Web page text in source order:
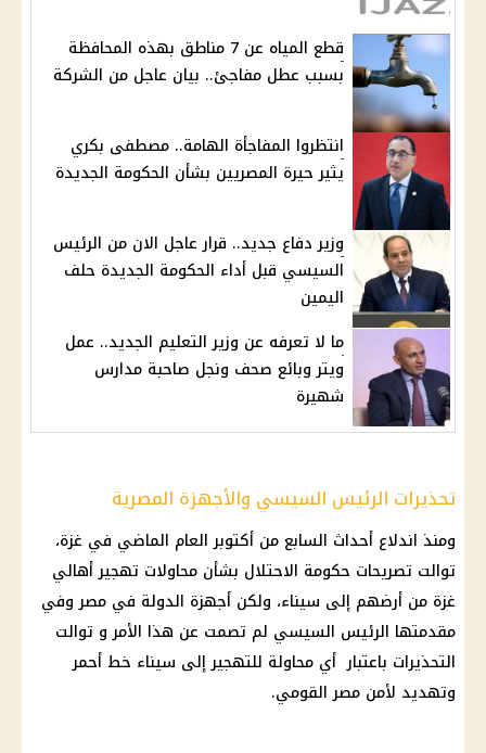
قطع المياه عن 7 مناطق بهذه المحافظة
بسبب عطل مفاجئ.. بيان عاجل من الشركة
انتظروا المفاجأة الهامة.. مصطفى بكري
يثير حيرة المصريين بشأن الحكومة الجديدة
وزير دفاع جديد.. قرار عاجل الان من الرئيس
السيسي قبل أداء الحكومة الجديدة حلف
اليمين
ما لا تعرفه عن وزير التعليم الجديد.. عمل
ويتر وبائع صحف ونجل صاحبة مدارس
شهيرة
تحذيرات الرئيس السيسي والأجهزة المصرية
ومنذ اندلاع أحداث السابع من أكتوبر العام الماضي في غزة،
توالت تصريحات حكومة الاحتلال بشأن محاولات تهجير أهالي
غزة من أرضهم إلى سيناء، ولكن أجهزة الدولة في مصر وفي
مقدمتها الرئيس السيسي لم تصمت عن هذا الأمر و توالت
التحذيرات باعتبار أي محاولة للتهجير إلى سيناء خط أحمر
وتهديد لأمن مصر القومي.